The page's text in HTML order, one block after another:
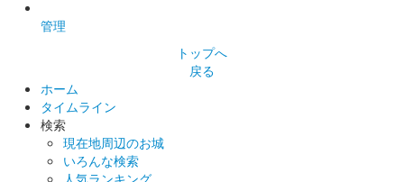
八幡山城 記念御朱印
八幡山城 記念御朱印
八幡山城 御城印
管理
トップへ
戻る
ホーム
タイムライン
検索
現在地周辺のお城
いろんな検索